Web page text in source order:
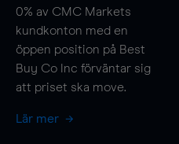
0% av CMC Markets
kundkonton med en
öppen position på Best
Buy Co Inc förväntar sig
att priset ska move.
Lär mer